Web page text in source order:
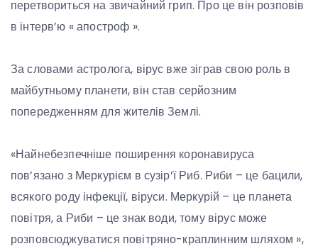
перетвориться на звичайний грип. Про це він розповів
в інтерв’ю « апостроф ».
За словами астролога, вірус вже зіграв свою роль в
майбутньому планети, він став серйозним
попередженням для жителів Землі.
«Найнебезпечніше поширення коронавируса
пов’язано з Меркурієм в сузір’ї Риб. Риби – це бацили,
всякого роду інфекції, віруси. Меркурій – це планета
повітря, а Риби – це знак води, тому вірус може
розповсюджуватися повітряно-краплинним шляхом »,